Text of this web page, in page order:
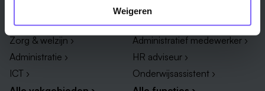
Weigeren
Techniek & Productie ›
Zorg & welzijn ›
Administratie ›
ICT ›
Productiemedewerker ›
Verpleegkundige ›
Administratief medewerker ›
HR adviseur ›
Onderwijsassistent ›